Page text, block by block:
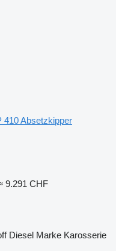
410 Absetzkipper
9.291 CHF
Diesel Marke Karosserie